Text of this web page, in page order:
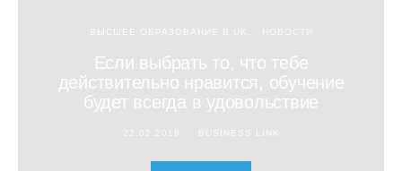
ВЫСШЕЕ ОБРАЗОВАНИЕ В UK НОВОСТИ
Если выбрать то, что тебе
действительно нравится, обучение
будет всегда в удовольствие
22.02.2019 BUSINESS LINK